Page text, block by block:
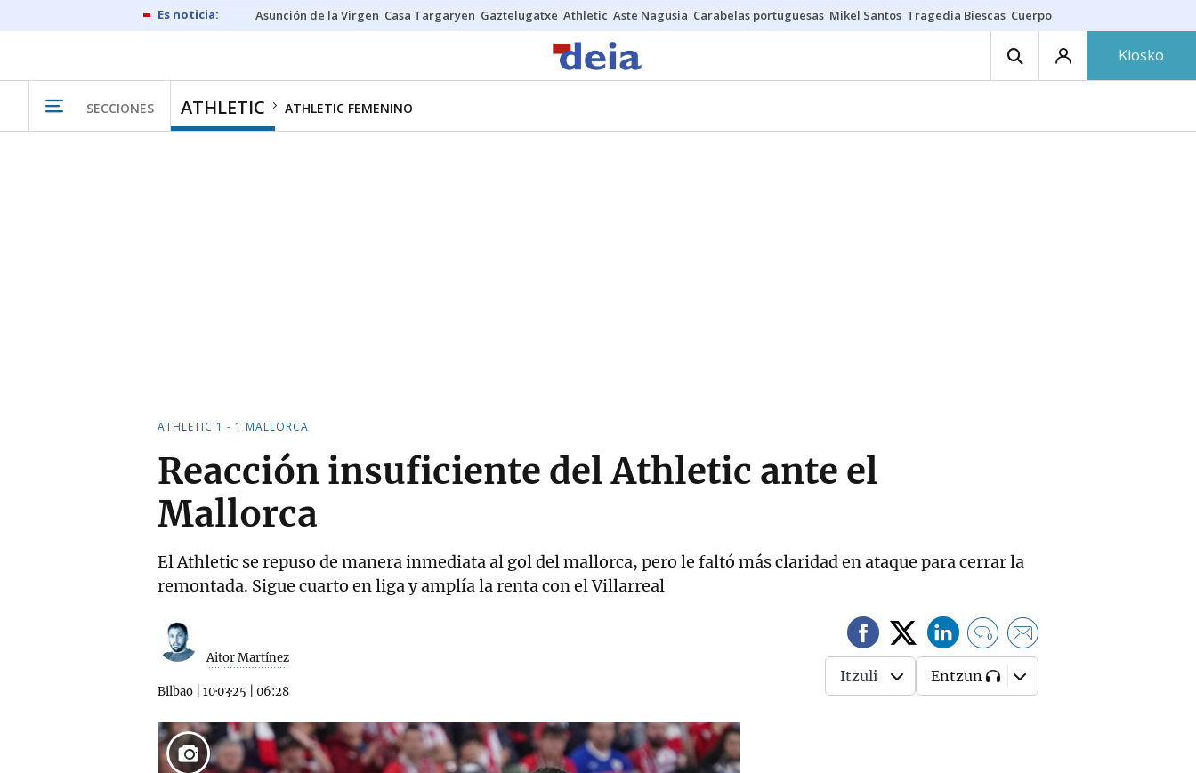
Asunción de la Virgen Casa Targaryen Gaztelugatxe Athletic Aste Nagusia Carabelas portuguesas Mikel Santos Tragedia Biescas Cuerpo ría
Kiosko
SECCIONES ATHLETIC ATHLETIC FEMENINO
ATHLETIC 1 - 1 MALLORCA
Reacción insuficiente del Athletic ante el
Mallorca
El Athletic se repuso de manera inmediata al gol del mallorca, pero le faltó más claridad en ataque para cerrar la
remontada. Sigue cuarto en liga y amplía la renta con el Villarreal
Aitor Martínez
Bilbao 10·03·25 06:28
0
Itzuli Entzun